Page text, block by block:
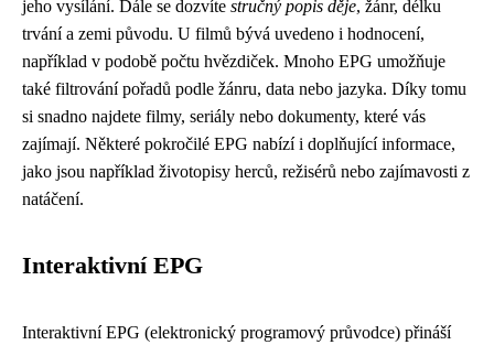
jeho vysílání. Dále se dozvíte stručný popis děje, žánr, délku
trvání a zemi původu. U filmů bývá uvedeno i hodnocení,
například v podobě počtu hvězdiček. Mnoho EPG umožňuje
také filtrování pořadů podle žánru, data nebo jazyka. Díky tomu
si snadno najdete filmy, seriály nebo dokumenty, které vás
zajímají. Některé pokročilé EPG nabízí i doplňující informace,
jako jsou například životopisy herců, režisérů nebo zajímavosti z
natáčení.
Interaktivní EPG
Interaktivní EPG (elektronický programový průvodce) přináší